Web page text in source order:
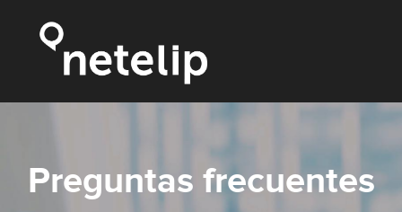
Preguntas frecuentes